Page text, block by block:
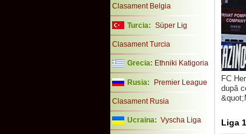
Clasament Belgia
Turcia: Süper Lig
Clasament Turcia
Grecia: Ethniki Katigoria
Rusia: Premier League
Clasament Rusia
Ucraina: Vyscha Liga
FC
după
Liga